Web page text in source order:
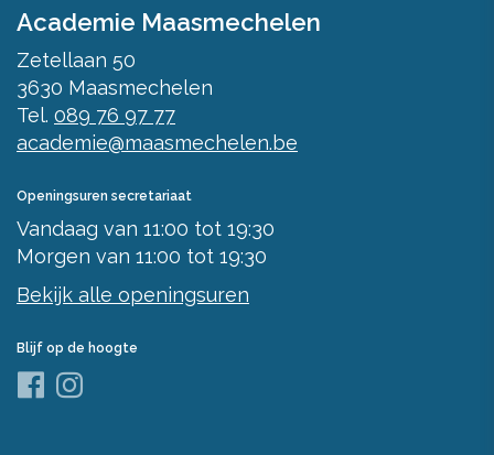
Academie Maasmechelen
Zetellaan 50
3630 Maasmechelen
Tel. 089 76 97 77
academie@maasmechelen.be
Openingsuren secretariaat
Vandaag van 11:00 tot 19:30
Morgen van 11:00 tot 19:30
Bekijk alle openingsuren
Blijf op de hoogte
Facebook
Instagram